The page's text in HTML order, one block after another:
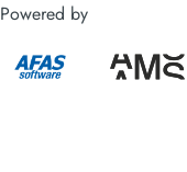
Powered by